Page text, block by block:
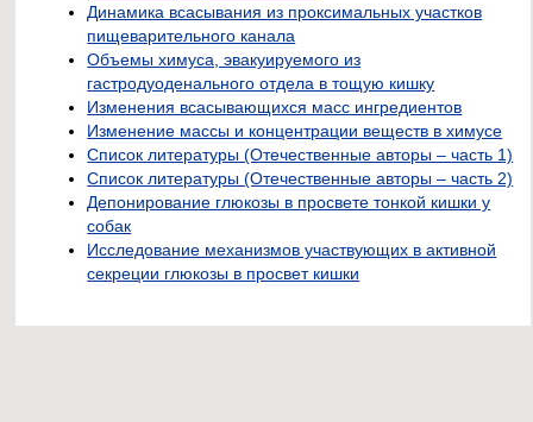
Динамика всасывания из проксимальных участков
пищеварительного канала
Объемы химуса, эвакуируемого из
гастродуоденального отдела в тощую кишку
Изменения всасывающихся масс ингредиентов
Изменение массы и концентрации веществ в химусе
Список литературы (Отечественные авторы – часть 1)
Список литературы (Отечественные авторы – часть 2)
Депонирование глюкозы в просвете тонкой кишки у
собак
Исследование механизмов участвующих в активной
секреции глюкозы в просвет кишки